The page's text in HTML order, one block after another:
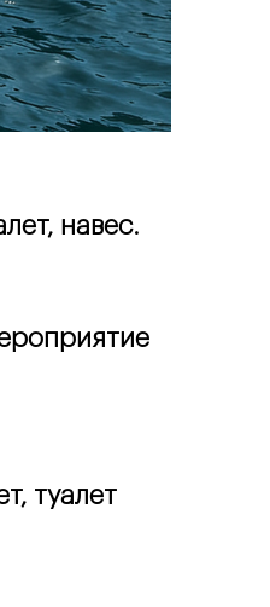
навес.
туалет